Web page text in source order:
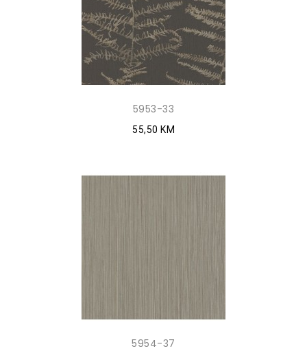
5953-33
55,50 KM
5954-37